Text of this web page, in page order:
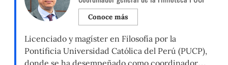
Conoce más
Licenciado y magíster en Filosofía por la
Pontificia Universidad Católica del Perú (PUCP),
donde se ha desempeñado como coordinador